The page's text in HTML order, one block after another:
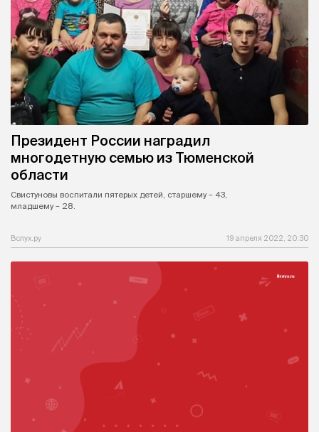
Президент России наградил
многодетную семью из Тюменской
области
Свистуновы воспитали пятерых детей, старшему – 43,
младшему – 28.
Вслух.ру 19 апреля 2022, 20:30